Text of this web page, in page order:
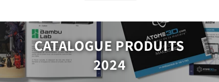
CATALOGUE PRODUITS
2024